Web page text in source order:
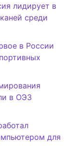
лидирует в
среди
в России
в ОЭЗ
для